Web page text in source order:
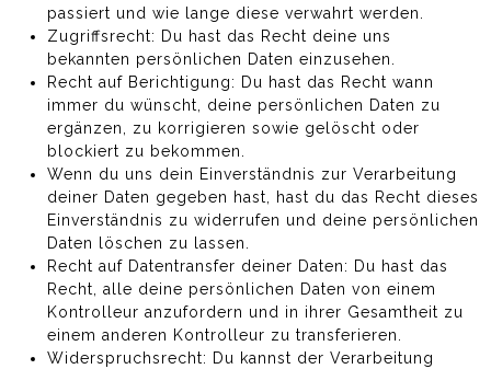
passiert und wie lange diese verwahrt werden.
Zugriffsrecht: Du hast das Recht deine uns
bekannten persönlichen Daten einzusehen.
Recht auf Berichtigung: Du hast das Recht wann
immer du wünscht, deine persönlichen Daten zu
ergänzen, zu korrigieren sowie gelöscht oder
blockiert zu bekommen.
Wenn du uns dein Einverständnis zur Verarbeitung
deiner Daten gegeben hast, hast du das Recht dieses
Einverständnis zu widerrufen und deine persönlichen
Daten löschen zu lassen.
Recht auf Datentransfer deiner Daten: Du hast das
Recht, alle deine persönlichen Daten von einem
Kontrolleur anzufordern und in ihrer Gesamtheit zu
einem anderen Kontrolleur zu transferieren.
Widerspruchsrecht: Du kannst der Verarbeitung